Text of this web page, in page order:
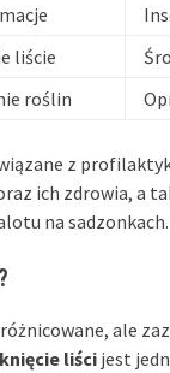
liście
roślin
z
ich zdrowia, a
na sadzonkach.
ale
liścijest